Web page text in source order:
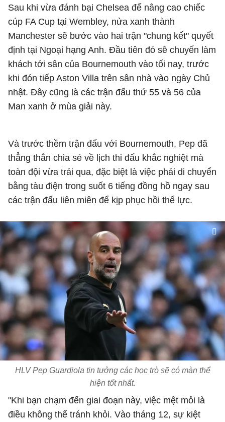
Sau khi vừa đánh bại Chelsea để nâng cao chiếc
cúp FA Cup tại Wembley, nửa xanh thành
Manchester sẽ bước vào hai trận "chung kết" quyết
định tại Ngoại hạng Anh. Đầu tiên đó sẽ chuyến làm
khách tới sân của Bournemouth vào tối nay, trước
khi đón tiếp Aston Villa trên sân nhà vào ngày Chủ
nhật. Đây cũng là các trận đấu thứ 55 và 56 của
Man xanh ở mùa giải này.
Và trước thềm trận đấu với Bournemouth, Pep đã
thẳng thắn chia sẻ về lịch thi đấu khắc nghiệt mà
toàn đội vừa trải qua, đặc biệt là việc phải di chuyển
bằng tàu điện trong suốt 6 tiếng đồng hồ ngay sau
các trận đấu liên miên để kịp phục hồi thể lực.
HLV Pep Guardiola tin tưởng các học trò sẽ có màn thể
hiện tốt nhất.
"Khi bạn chạm đến giai đoạn này, việc mệt mỏi là
điều không thể tránh khỏi. Vào tháng 12, sự kiệt